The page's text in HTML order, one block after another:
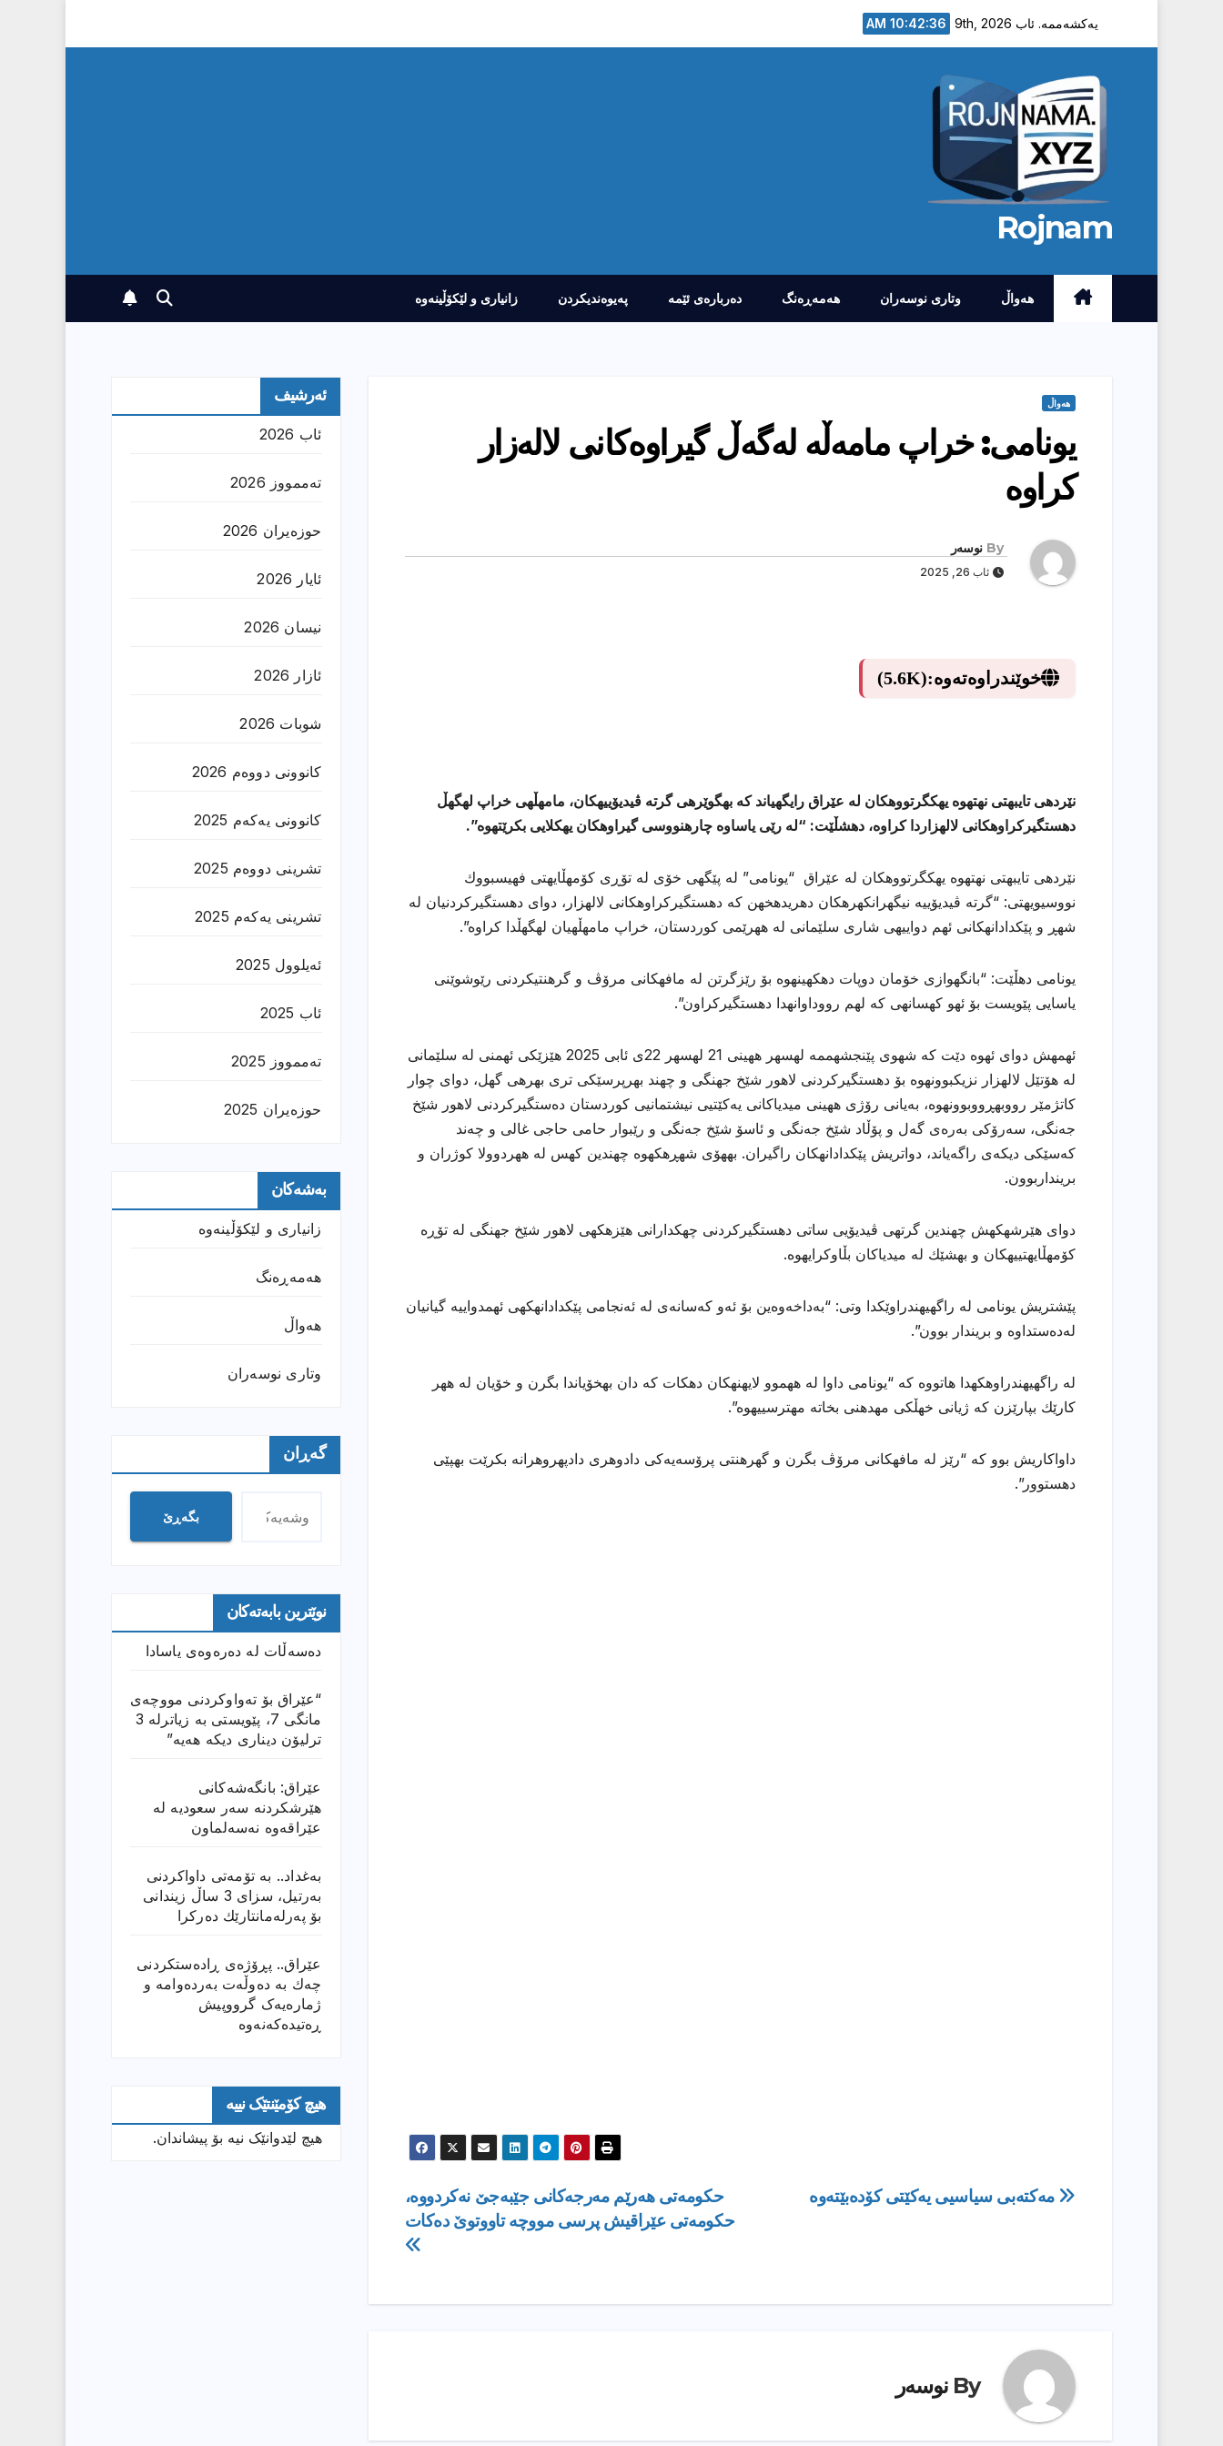
یەکشەممە. ئاب 9th, 2026 10:42:37 AM
Rojnam
هەواڵ وتارى نوسەران هەمەڕەنگ دەربارەى ئێمە پەیوەندیکردن زانیارى و لێکۆڵینەوە
هەواڵ
یونامی‌: خراپ مامه‌ڵه‌ له‌گه‌ڵ گیراوه‌كانی لاله‌زار
كراوه‌
By نوسەر
ئاب 26, 2025
خوێندراوەتەوە:(5.6K)
نێردهی تایبهتی نهتهوه یهكگرتووهكان له عێراق رایگهیاند كه بهگوێرهی گرته ڤیدیۆییهكان، مامهڵهی خراپ لهگهڵ
دهستگیركراوهكانی لالهزاردا كراوه، دهشڵێت: “له رێی یاساوه چارهنووسی گیراوهكان یهكلایی بكرێتهوه”.
نێردهی تایبهتی نهتهوه یهكگرتووهكان له عێراق “یونامی” له پێگهی خۆی له تۆڕی كۆمهڵایهتی فهیسبووك
نووسیویهتی: “گرته ڤیدیۆییه نیگهرانكهرهكان دهریدهخهن كه دهستگیركراوهكانی لالهزار، دوای دهستگیركردنیان له
شهڕ و پێكدادانهكانی ئهم دواییهی شاری سلێمانی له ههرێمی كوردستان، خراپ مامهڵهیان لهگهڵدا كراوه”.
یونامی دهڵێت: “بانگهوازی خۆمان دوپات دهكهینهوه بۆ رێزگرتن له مافهكانی مرۆڤ و گرهنتیكردنی رێوشوێنی
یاسایی پێویست بۆ ئهو كهسانهی كه لهم رووداوانهدا دهستگیركراون”.
ئهمهش دوای ئهوه دێت كه شهوی پێنجشهممه لهسهر ههینی 21 لهسهر 22ی ئابی 2025 هێزێكی ئهمنی له سلێمانی
له هۆتێل لالهزار نزیكبوونهوه بۆ دهستگیركردنی لاهور شێخ جهنگی و چهند بهرپرسێكی تری بهرهی گهل، دوای چوار
كاتژمێر رووبهڕووبوونهوه، بەیانی رۆژی ههینی میدیاکانی یەکێتیی نیشتمانیی کوردستان دەستگیرکردنی لاهور شێخ
جەنگی، سەرۆکی بەرەی گەل و پۆڵاد شێخ جەنگی و ئاسۆ شێخ جەنگی و رێبوار حامی حاجی غالی و چەند
کەسێکی دیکەی راگەیاند، دواتریش پێكدادانهكان راگیران. بههۆی شهڕهكهوه چهندین كهس له ههردوولا كوژران و
برینداربوون.
دوای هێرشهكهش چهندین گرتهی ڤیدیۆیی ساتی دهستگیركردنی چهكدارانی هێزهكهی لاهور شێخ جهنگی له تۆڕه
كۆمهڵایهتییهكان و بهشێك له میدیاكان بڵاوكرایهوه.
پێشتریش یونامی له راگهیهندراوێكدا وتی: “بەداخەوەین بۆ ئەو کەسانەی لە ئەنجامی پێكدادانهكهی ئهمدواییه گیانیان
لەدەستداوە و بریندار بوون”.
له راگهیهندراوهكهدا هاتووه كه “یونامی داوا له ههموو لایهنهكان دهكات كه دان بهخۆیاندا بگرن و خۆیان له ههر
كارێك بپارێزن كه ژیانی خهڵكی مهدهنی بخاته مهترسییهوه”.
داواكاریش بوو كه “رێز له مافهكانی مرۆڤ بگرن و گهرهنتی پرۆسەیەکی دادوهری دادپهروهرانه بكرێت بهپێی
دهستوور”.
ڕێدۆزیی
حكومه‌تی‌ هه‌رێم مه‌رجه‌كانی‌ جێبه‌جێ نه‌كردووه‌،
حكومه‌تی‌ عێراقیش پرسی‌ مووچه‌ تاووتوێ ده‌كات
مه‌كته‌بی سیاسیی یه‌كێتی كۆده‌بێته‌وه‌
By نوسەر
ئەرشیف
ئاب 2026
تەممووز 2026
حوزه‌یران 2026
ئایار 2026
نیسان 2026
ئازار 2026
شوبات 2026
کانوونی دووەم 2026
کانوونی یەکەم 2025
تشرینی دووەم 2025
تشرینی یەکەم 2025
ئەیلوول 2025
ئاب 2025
تەممووز 2025
حوزه‌یران 2025
بەشەکان
زانیارى و لێکۆڵینەوە
هەمەڕەنگ
هەواڵ
وتارى نوسەران
گەڕان
بگەڕێ
نوێترین بابەتەکان
دەسەڵات لە دەرەوەی یاسادا
“عێراق بۆ تەواوکردنی مووچەی
مانگى 7، پێویستی بە زیاترلە 3
ترلیۆن دیناری دیکە هەیە”
عێراق: بانگەشەكانی
هێرشكردنە سەر سعودیە لە
عێراقەوە نەسەلماون
بەغداد.. بە تۆمەتی داواكردنی
بەرتیل، سزای 3 ساڵ زیندانی
بۆ پەرلەمانتارێك دەركرا
عێراق.. پڕۆژەی ڕادەستكردنی
چەك بە دەوڵەت بەردەوامە و
ژمارەیەک گرووپیش
ڕەتیدەکەنەوە
هیچ کۆمێنتێک نییە
هیچ لێدوانێک نیە بۆ پیشاندان.